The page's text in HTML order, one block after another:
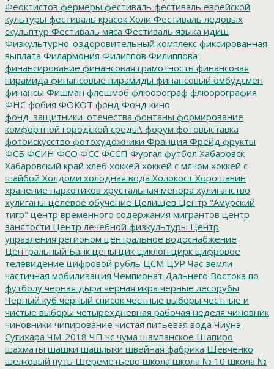
Феоктистов фермеры фестиваль фестиваль еврейской
культуры фестиваль красок Холи Фестиваль ледовых
скульптур Фестиваль мяса Фестиваль языка идиш
Физкультурно-оздоровительный комплекс фиксированная
выплата Филармония Филиппов Филиппова
финансирование финансовая грамотность финансовая
пирамида финансовые пирамиды финансовый омбудсмен
финансы Фишман флешмоб флюорограф флюорография
ФНС фобия ФОКОТ фонд Фонд кино
фонд_защитники_отечества фонтаны формирование
комфортной городской среды\ форум фотовыставка
фотоискусство фотохудожники Франция Фрейд фрукты
ФСБ ФСИН ФСО ФСС ФССП Фургал футбол Хабаровск
Хабаровский край хлеб хоккей хоккей с мячом хоккей с
шайбой Холдоми холодная вода Холокост Хорошавин
хранение наркотиков хрустальная менора хулиганство
хулиганы целевое обучение Целищев Центр "Амурский
тигр" центр временного содержания мигрантов центр
занятости Центр лечебной физкультуры Центр
управления регионом центральное водоснабжение
Центральный Банк цены цик циклон цирк цифровое
телевидение цифровой рубль ЦСМ ЦУР Час земли
частичная мобилизация Чемпионат Дальнего Востока по
футболу черная дыра черная икра черные лесорубы
Черный куб черный список честные выборы честные и
чистые выборы четырехдневная рабочая неделя чиновник
чиновники чипирование чистая питьевая вода Чиунэ
Сугихара ЧМ-2018 ЧП чс чума шампанское Шапиро
шахматы шашки шашлыки швейная фабрика Шевченко
шелковый путь Шереметьево школа школа № 10 школа №